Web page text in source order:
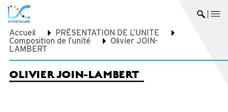
Accueil
PRÉSENTATION DE L’UNITE
Composition de l’unité
Olivier JOIN-
LAMBERT
OLIVIER JOIN-LAMBERT